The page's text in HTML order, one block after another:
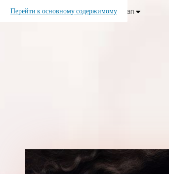
Перейти к основному содержимомуRussian